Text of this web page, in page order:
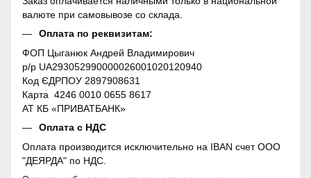
валюте при самовывозе со склада.
Оплата по реквизитам:
ФОП Цыганюк Андрей Владимирович
р/р UA293052990000026001020120940
Код ЄДРПОУ 2897908631
Карта 4246 0010 0655 8617
АТ КБ «ПРИВАТБАНК»
Оплата с НДС
Оплата производится исключительно на IBAN счет ООО
"ДЕЯРДА" по НДС.